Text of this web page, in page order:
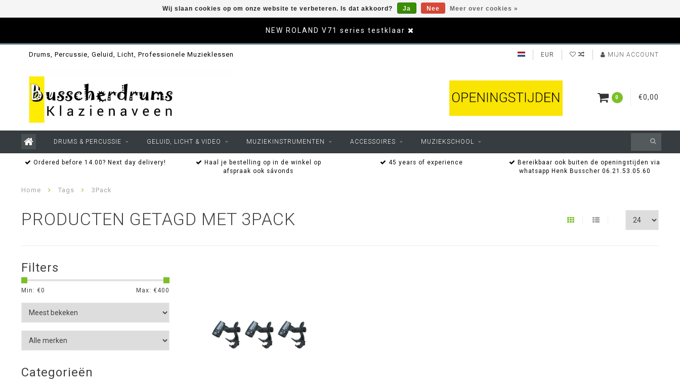
NEW ROLAND V71 series testklaar
Drums, Percussie, Geluid, Licht, Professionele Muzieklessen EUR MIJN ACCOUNT
0 €0,00
DRUMS & PERCUSSIE GELUID, LICHT & VIDEO MUZIEKINSTRUMENTEN ACCESSOIRES MUZIEKSCHOOL
Ordered before 14.00? Next day delivery!
Haal je bestelling op in de winkel op
afspraak ook sávonds
45 years of experience
Bereikbaar ook buiten de openingstijden via
whatsapp Henk Busscher 06.21.53.05.60
Home Tags 3Pack
PRODUCTEN GETAGD MET 3PACK
Filters
Min: €0 Max: €400
Categorieën
Wij slaan cookies op om onze website te verbeteren. Is dat akkoord? Ja Nee Meer over cookies »